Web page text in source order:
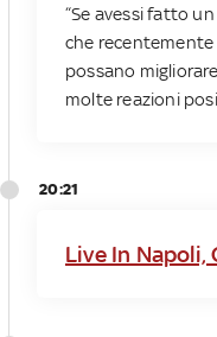
“Se avessi fatto
che recentemente
possano
molte reazioni
20:21
Live In